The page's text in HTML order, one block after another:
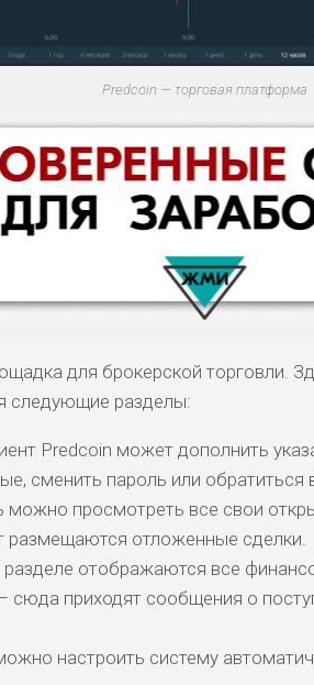
Predcoin — торговая платформа
РИСКИ ДОХОД
ПОДОЙДЕТ
ВСЕМ
НИЗКИЕ
ВЫСОКИ
Й
ЛЮБИТЕЛЯМ
для брокерской торговли.
следующие разделы:
Predcoin может дополнить
сменить пароль или обратиться
можно просмотреть все свои
размещаются отложенные сделки.
отображаются все
сюда приходят сообщения о
настроить систему